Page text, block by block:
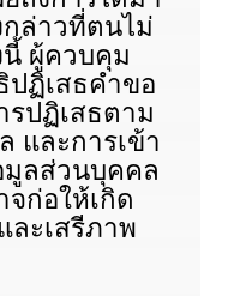
ล่าวที่ตนไม่
ผู้ควบคุม
ฏิเสธคำขอ
รปฏิเสธตาม
และการเข้า
มูลส่วนบุคคล
ก่อให้เกิด
ละเสรีภาพ